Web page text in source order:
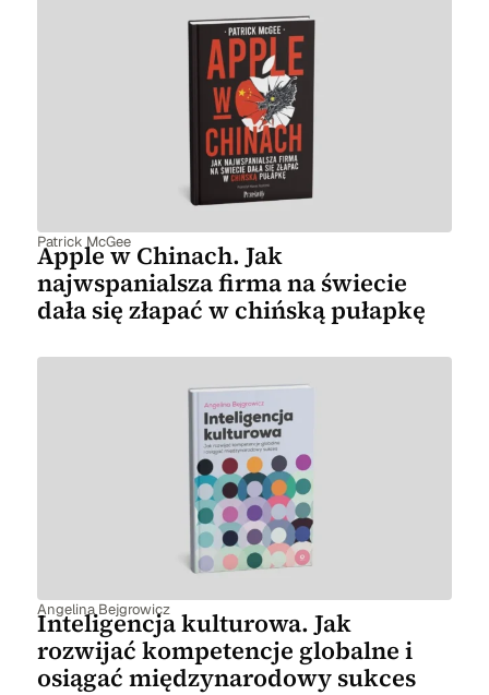
Patrick McGee
Apple w Chinach. Jak
najwspanialsza firma na świecie
dała się złapać w chińską pułapkę
Angelina Bejgrowicz
Inteligencja kulturowa. Jak
rozwijać kompetencje globalne i
osiągać międzynarodowy sukces